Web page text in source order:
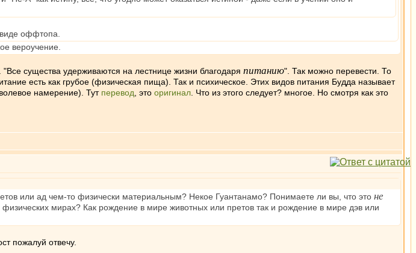
оффтопа.
вероучение.
существа удерживаются на лестнице жизни благодаря питанию". Так можно перевести. То
есть как грубое (физическая пища). Так и психическое. Этих видов питания Будда называет
намерение). Тут перевод , это оригинал . Что из этого следует? многое. Но смотря как это
или ад чем-то физически материальным? Некое Гуантанамо? Понимаете ли вы, что это не
мирах? Как рождение в мире животных или претов так и рождение в мире дэв или
пожалуй отвечу.